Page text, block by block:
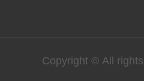
Copyright © All